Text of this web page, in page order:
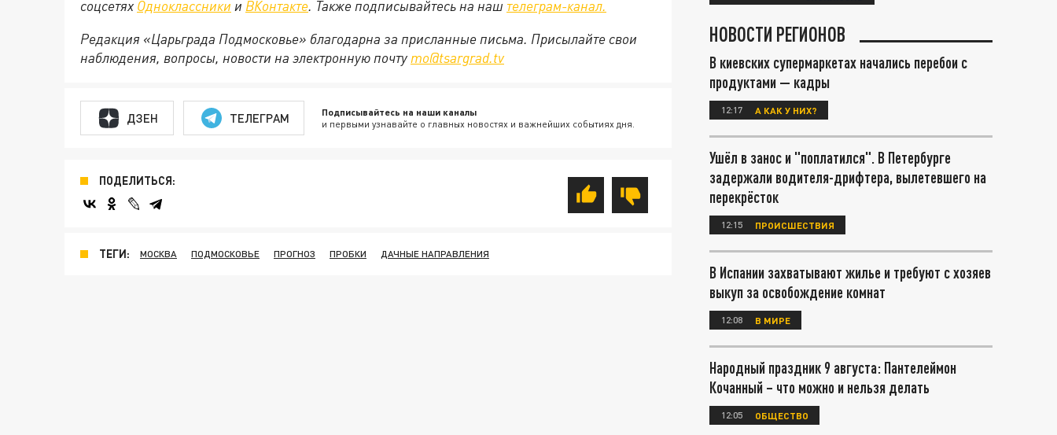
соцсетях Одноклассники и ВКонтакте. Также подписывайтесь на наш телеграм-канал.
Редакция «Царьграда Подмосковье» благодарна за присланные письма. Присылайте свои
наблюдения, вопросы, новости на электронную почту mo@tsargrad.tv
ДЗЕН ТЕЛЕГРАМ Подписывайтесь на наши каналы
и первыми узнавайте о главных новостях и важнейших событиях дня.
ПОДЕЛИТЬСЯ:
ТЕГИ: МОСКВА ПОДМОСКОВЬЕ ПРОГНОЗ ПРОБКИ ДАЧНЫЕ НАПРАВЛЕНИЯ
НОВОСТИ РЕГИОНОВ
В киевских супермаркетах начались перебои с
продуктами — кадры
12:17 А КАК У НИХ?
Ушёл в занос и "поплатился". В Петербурге
задержали водителя-дрифтера, вылетевшего на
перекрёсток
12:15 ПРОИСШЕСТВИЯ
В Испании захватывают жилье и требуют с хозяев
выкуп за освобождение комнат
12:08 В МИРЕ
Народный праздник 9 августа: Пантелеймон
Кочанный – что можно и нельзя делать
12:05 ОБЩЕСТВО